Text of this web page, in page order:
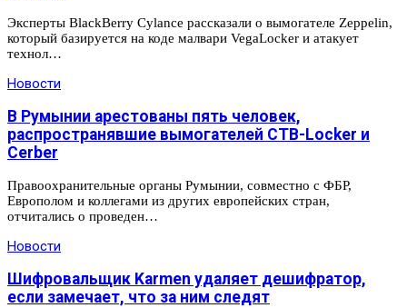
Эксперты BlackBerry Cylance рассказали о вымогателе Zeppelin,
который базируется на коде малвари VegaLocker и атакует
технол…
Новости
В Румынии арестованы пять человек,
распространявшие вымогателей CTB-Locker и
Cerber
Правоохранительные органы Румынии, совместно с ФБР,
Европолом и коллегами из других европейских стран,
отчитались о проведен…
Новости
Шифровальщик Karmen удаляет дешифратор,
если замечает, что за ним следят